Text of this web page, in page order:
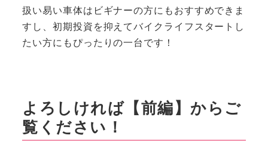
扱い易い車体はビギナーの方にもおすすめできま
すし、初期投資を抑えてバイクライフスタートし
たい方にもぴったりの一台です！
よろしければ【前編】からご
覧ください！